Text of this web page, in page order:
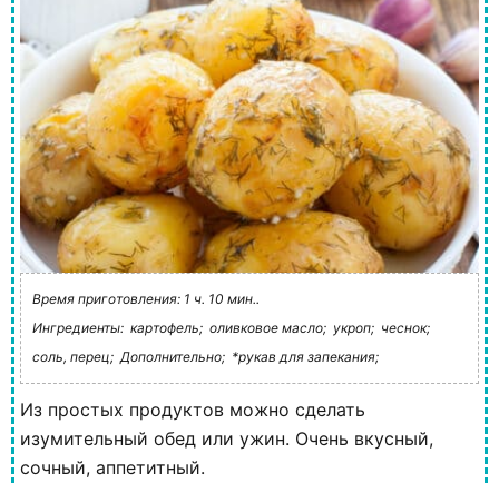
Время приготовления: 1 ч. 10 мин..
Ингредиенты: картофель; оливковое масло; укроп; чеснок;
соль, перец; Дополнительно; *рукав для запекания;
Из простых продуктов можно сделать
изумительный обед или ужин. Очень вкусный,
сочный, аппетитный.